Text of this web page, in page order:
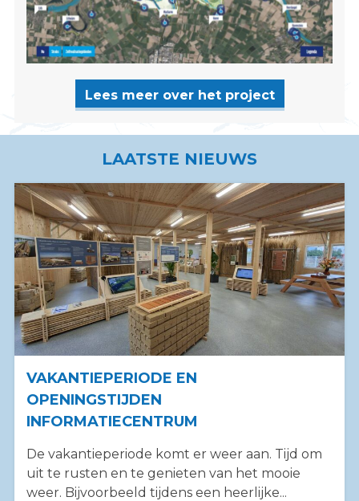
Lees meer over het project
LAATSTE NIEUWS
VAKANTIEPERIODE EN
OPENINGSTIJDEN
INFORMATIECENTRUM
De vakantieperiode komt er weer aan. Tijd om
uit te rusten en te genieten van het mooie
weer. Bijvoorbeeld tijdens een heerlijke...